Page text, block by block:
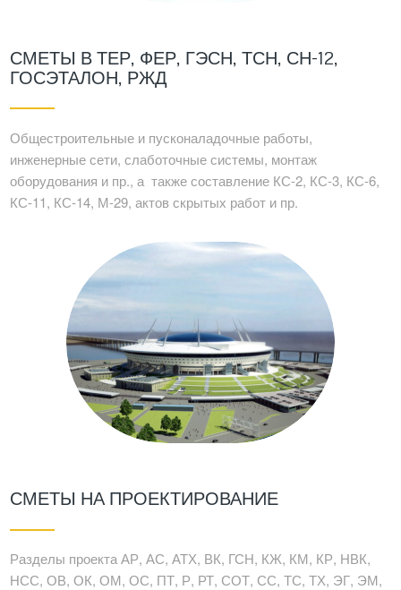
СМЕТЫ В ТЕР, ФЕР, ГЭСН, ТСН, СН-12,
ГОСЭТАЛОН, РЖД
Общестроительные и пусконаладочные работы,
инженерные сети, слаботочные системы, монтаж
оборудования и пр., а также составление КС-2, КС-3, КС-6,
КС-11, КС-14, М-29, актов скрытых работ и пр.
СМЕТЫ НА ПРОЕКТИРОВАНИЕ
Разделы проекта АР, АС, АТХ, ВК, ГСН, КЖ, КМ, КР, НВК,
НСС, ОВ, ОК, ОМ, ОС, ПТ, Р, РТ, СОТ, СС, ТС, ТХ, ЭГ, ЭМ,